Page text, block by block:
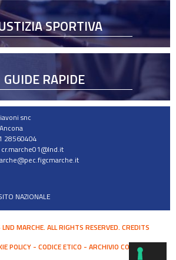
SPORTIVA
GUIDE RAPIDE
snc
28560404
cr.marche01@lnd.it
NAZIONALE
MARCHE. ALL RIGHTS RESERVED. CREDITS
POLICY CODICE ETICO ARCHIVIO COMUNICATI